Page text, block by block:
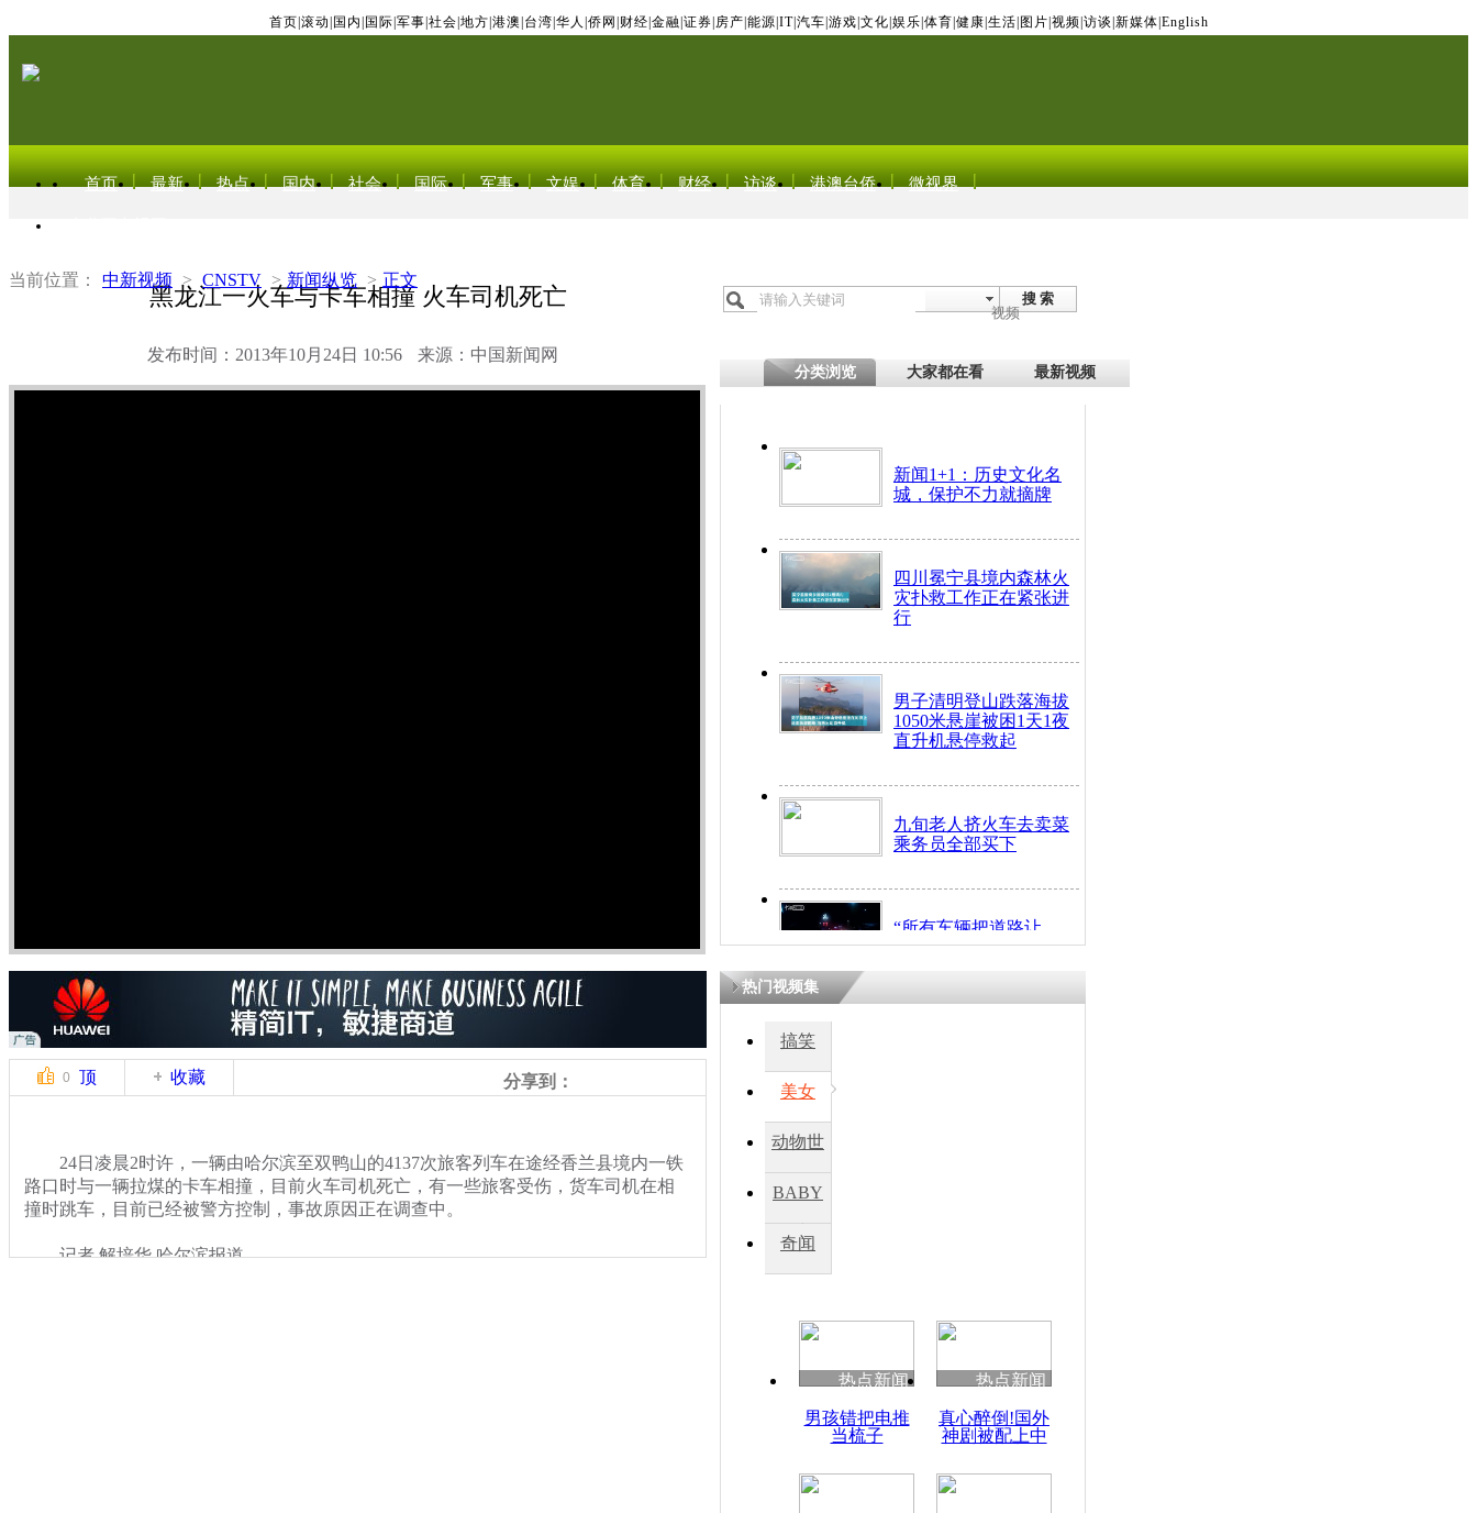
首页 滚动 国内 国际 军事 社会 地方 港澳 台湾 华人 侨网 财经 金融 证券 房产 能源 IT| 汽车 游戏 文化 娱乐 体育 健康 生活 图片 视频 访谈 新媒体 English
首页 最新 热点 国内 社会 国际 军事 文娱 体育 财经 访谈 港澳台侨 微视界
当前位置： 中新视频 > CNSTV > 新闻纵览 > 正文
黑龙江一火车与卡车相撞 火车司机死亡
发布时间：2013年10月24日 10:56 来源：中国新闻网
搜 索
视频
分类浏览 大家都在看 最新视频
新闻1+1：历史文化名
城，保护不力就摘牌
四川冕宁县境内森林火
灾扑救工作正在紧张进
行
男子清明登山跌落海拔
1050米悬崖被困1天1夜
直升机悬停救起
九旬老人挤火车去卖菜
乘务员全部买下
“所有车辆把道路让
开！”儿童突发疾病交
因
度苗族花山节
0 顶 收藏 分享到：
24日凌晨2时许，一辆由哈尔滨至双鸭山的4137次旅客列车在途经香兰县境内一铁
路口时与一辆拉煤的卡车相撞，目前火车司机死亡，有一些旅客受伤，货车司机在相
撞时跳车，目前已经被警方控制，事故原因正在调查中。
记者 解培华 哈尔滨报道
热门视频集
搞笑
美女
动物世
BABY
秀
奇闻
热点新闻
男孩错把电推
当梳子
热点新闻
真心醉倒!国外
神剧被配上中